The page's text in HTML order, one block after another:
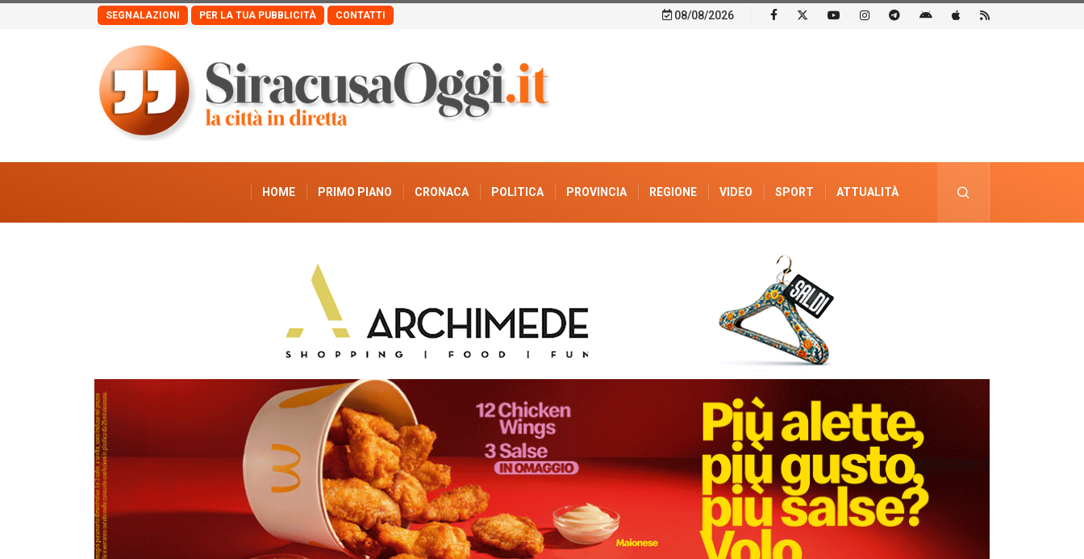
SEGNALAZIONI PER LA TUA PUBBLICITÀ CONTATTI 08/08/2026
HOME PRIMO PIANO CRONACA POLITICA PROVINCIA REGIONE VIDEO SPORT ATTUALITÀ
PUBBLICITÀ ELETTORALE